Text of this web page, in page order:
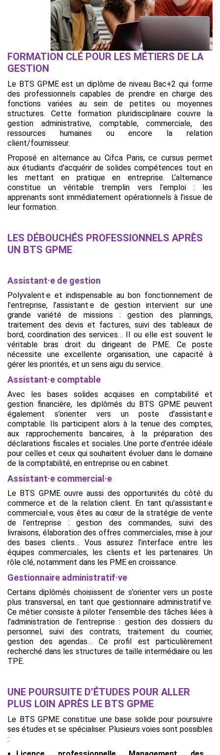
FORMATION CLÉ POUR LES MÉTIERS DE LA
GESTION
Le BTS GPME est un diplôme de niveau Bac+2 qui forme
des professionnels capables de prendre en charge des
fonctions variées au sein de petites ou moyennes
structures. Cette formation pluridisciplinaire couvre la
gestion administrative, comptable, commerciale, des
ressources humaines ou encore la relation
client/fournisseur.
Proposé en alternance au Cifca Paris, ce cursus permet
aux étudiants d’acquérir de solides compétences tout en
les mettant en pratique en entreprise. L’alternance
constitue un véritable tremplin vers l’emploi : les
apprenants sont immédiatement opérationnels à l’issue de
leur formation.
LES DÉBOUCHÉS PROFESSIONNELS APRÈS
UN BTS GPME
Assistant·e de gestion
Polyvalent·e et indispensable au bon fonctionnement de
l’entreprise, l’assistant·e de gestion intervient sur une
grande variété de missions : gestion des plannings,
traitement des devis et factures, suivi des tableaux de
bord, coordination des services… Il ou elle est souvent le
véritable bras droit du dirigeant de PME. Ce poste
nécessite une excellente organisation, une capacité à
gérer les priorités, et un sens aigu du service.
Assistant·e comptable
Avec les bases solides acquises en comptabilité et
gestion financière, les diplômés du BTS GPME peuvent
également s’orienter vers un poste d’assistant·e
comptable. Ils participent alors à la tenue des comptes,
aux rapprochements bancaires, à la préparation des
déclarations fiscales et sociales. Une porte d’entrée idéale
pour celles et ceux qui souhaitent évoluer dans le domaine
de la comptabilité, en entreprise ou en cabinet.
Assistant·e commercial·e
Le BTS GPME ouvre aussi des opportunités du côté du
commerce et de la relation client. En tant qu’assistant·e
commercial·e, vous êtes au cœur de la stratégie de vente
de l’entreprise : gestion des commandes, suivi des
livraisons, élaboration des offres commerciales, mise à jour
des bases clients… Vous assurez l’interface entre les
équipes commerciales, les clients et les partenaires. Un
rôle clé, notamment dans les PME en croissance.
Gestionnaire administratif·ve
Certains diplômés choisissent de s’orienter vers un poste
plus transversal, en tant que gestionnaire administratif·ve.
Ce métier consiste à piloter l’ensemble des tâches liées à
l’administration de l’entreprise : gestion des dossiers du
personnel, suivi des contrats, traitement du courrier,
gestion des agendas… Ce profil est particulièrement
recherché dans les structures de taille intermédiaire ou les
TPE.
UNE POURSUITE D’ÉTUDES POUR ALLER
PLUS LOIN APRÈS LE BTS GPME
Le BTS GPME constitue une base solide pour poursuivre
ses études et se spécialiser. Plusieurs voies sont possibles
: